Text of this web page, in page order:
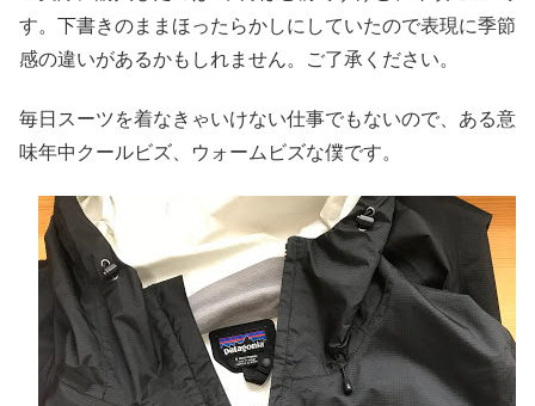
す。下書きのままほったらかしにしていたので表現に季節
感の違いがあるかもしれません。ご了承ください。
毎日スーツを着なきゃいけない仕事でもないので、ある意
味年中クールビズ、ウォームビズな僕です。